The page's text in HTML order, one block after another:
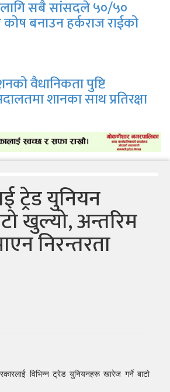
लागि सबै सांसदले ५०/५०
बनाउन हर्कराज राईको
वैधानिकता पुष्टि
शानका साथ प्रतिरक्षा
ट्रेड युनियन
खुल्यो, अन्तरिम
निरन्तरता
विभिन्न ट्रेड युनियनहरू खारेज गर्ने बाटो